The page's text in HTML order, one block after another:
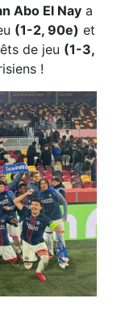
Abo El Nay a
(1-2, 90e) et
de jeu (1-3,
!